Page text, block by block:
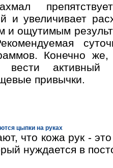
и увеличивает
и ощутимым
Конечно же,
вести
привычки.
цыпки на руках
что кожа рук -
нуждается в